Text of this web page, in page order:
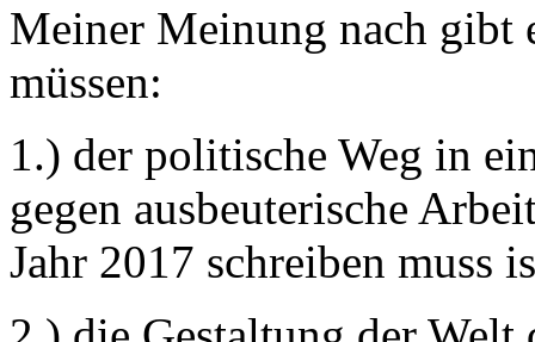
Meiner Meinung nach gibt
müssen:
1.) der politische Weg in
gegen ausbeuterische
Jahr 2017 schreiben muss